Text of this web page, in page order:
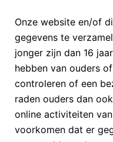
Onze website en/of
gegevens te
jonger zijn dan 16
hebben van ouders
controleren of een
raden ouders dan
online activiteiten
voorkomen dat er